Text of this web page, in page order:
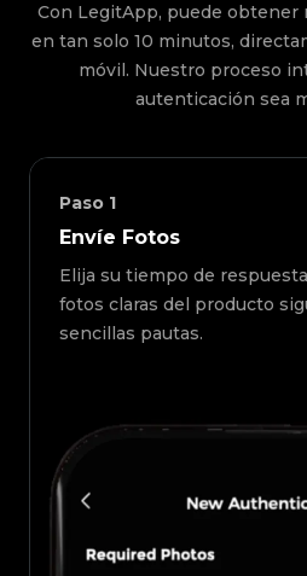
Con LegitApp, puede obtener
en tan solo 10 minutos,
móvil. Nuestro proceso
autenticación sea
Paso 1
Envíe Fotos
Elija su tiempo de
fotos claras del producto
sencillas pautas.